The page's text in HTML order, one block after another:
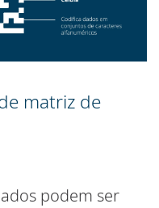
matriz de
podem ser